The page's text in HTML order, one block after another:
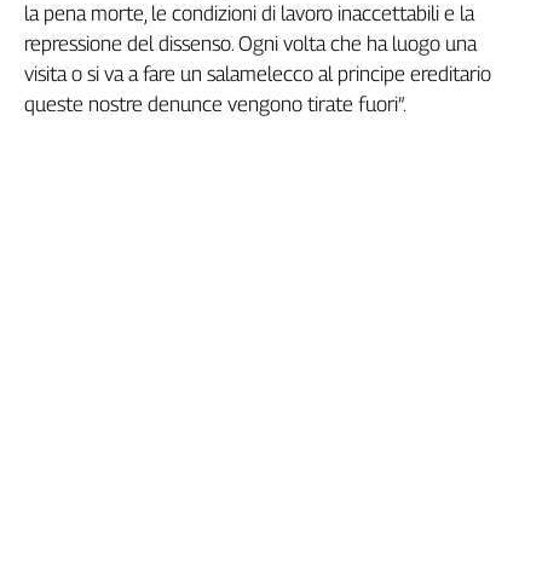
Collettiva
Girasoli
Il
Sassolino
la pena morte, le condizioni di lavoro inaccettabili e la
repressione del dissenso. Ogni volta che ha luogo una
visita o si va a fare un salamelecco al principe ereditario
queste nostre denunce vengono tirate fuori”.